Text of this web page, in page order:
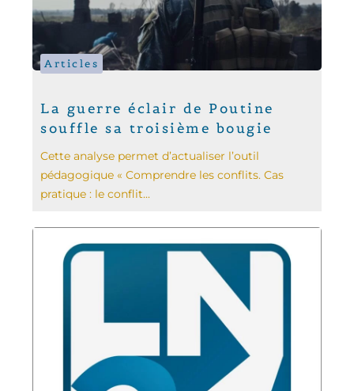
Articles
La guerre éclair de Poutine
souffle sa troisième bougie
Cette analyse permet d’actualiser l’outil
pédagogique « Comprendre les conflits. Cas
pratique : le conflit...